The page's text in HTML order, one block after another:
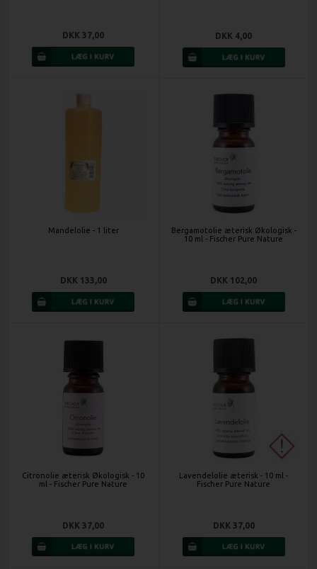
DKK 37,00 DKK 4,00
Mandelolie - 1 liter
DKK 133,00
Bergamotolie æterisk Økologisk -
10 ml - Fischer Pure Nature
DKK 102,00
Citronolie æterisk Økologisk - 10
ml - Fischer Pure Nature
DKK 37,00
Lavendelolie æterisk - 10 ml -
Fischer Pure Nature
DKK 37,00